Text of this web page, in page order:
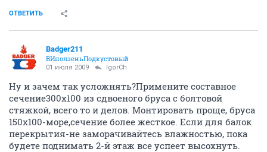
ОТВЕТИТЬ
Badger211
ВИползеньПодкустовый
01 июля 2009 IgorCh
Ну и зачем так усложнять?Примените составное
сечение300х100 из сдвоеного бруса с болтовой
стяжкой, всего то и делов. Монтировать проще, бруса
150х100-море,сечение более жесткое. Если для балок
перекрытия-не заморачивайтесь влажностью, пока
будете поднимать 2-й этаж все успеет высохнуть.